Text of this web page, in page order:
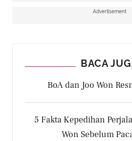
Advertisement
BACA
BoA dan Joo Won
5 Fakta Kepedihan
Won Sebelum